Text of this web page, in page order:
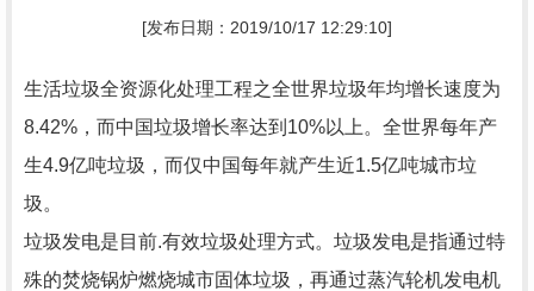
[发布日期：2019/10/17 12:29:10]
生活垃圾全资源化处理工程之全世界垃圾年均增长速度为
8.42%，而中国垃圾增长率达到10%以上。全世界每年产
生4.9亿吨垃圾，而仅中国每年就产生近1.5亿吨城市垃
圾。
垃圾发电是目前.有效垃圾处理方式。垃圾发电是指通过特
殊的焚烧锅炉燃烧城市固体垃圾，再通过蒸汽轮机发电机